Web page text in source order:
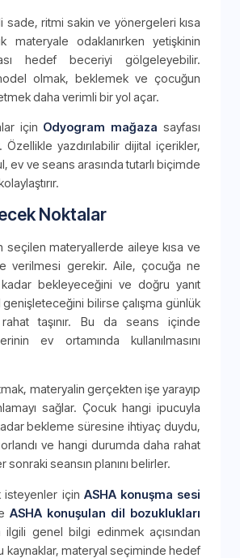
sade, ritmi sakin ve yönergeleri kısa
materyale odaklanırken yetişkinin
hedef beceriyi gölgeleyebilir.
olmak, beklemek ve çocuğun
daha verimli bir yol açar.
için Odyogram mağaza sayfası
yazdırılabilir dijital içerikler,
ev ve seans arasında tutarlı biçimde
Noktalar
seçilen materyallerde aileye kısa ve
verilmesi gerekir. Aile, çocuğa ne
kadar bekleyeceğini ve doğru yanıt
genişleteceğini bilirse çalışma günlük
taşınır. Bu da seans içinde
ev ortamında kullanılmasını
materyalin gerçekten işe yarayıp
sağlar. Çocuk hangi ipucuyla
bekleme süresine ihtiyaç duydu,
ve hangi durumda daha rahat
sonraki seansın planını belirler.
isteyenler için ASHA konuşma sesi
ASHA konuşulan dil bozuklukları
ilgili genel bilgi edinmek açısından
kaynaklar, materyal seçiminde hedef